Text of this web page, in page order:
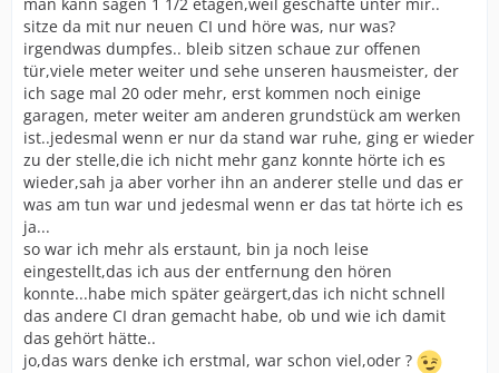
sitze da mit nur neuen CI und höre was, nur was?
irgendwas dumpfes.. bleib sitzen schaue zur offenen
tür,viele meter weiter und sehe unseren hausmeister, der
ich sage mal 20 oder mehr, erst kommen noch einige
garagen, meter weiter am anderen grundstück am werken
ist..jedesmal wenn er nur da stand war ruhe, ging er wieder
zu der stelle,die ich nicht mehr ganz konnte hörte ich es
wieder,sah ja aber vorher ihn an anderer stelle und das er
was am tun war und jedesmal wenn er das tat hörte ich es
ja...
so war ich mehr als erstaunt, bin ja noch leise
eingestellt,das ich aus der entfernung den hören
konnte...habe mich später geärgert,das ich nicht schnell
das andere CI dran gemacht habe, ob und wie ich damit
das gehört hätte..
jo,das wars denke ich erstmal, war schon viel,oder ?